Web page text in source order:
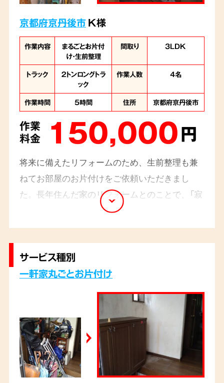
京都府京丹後市K様
作業内容
まるごとお片付
け・生前整理
間取り 3LDK
トラック
２トンロングトラ
ック
作業人数 4名
作業時間 5時間 住所 京都府京丹後市
作業
料金
150,000円
将来に備えたリフォームのため、生前整理も兼
ねてお部屋のお片付けをご依頼いただきまし
た。長年住んだ家のリフォームとのことで、「寂
しさと楽しみが両方こみ上げてきます」とおっし
ゃっていたのが印象的でした。スタッフ4名の5
時間程で作業は完了致しました。
サービス種別
一軒家丸ごとお片付け